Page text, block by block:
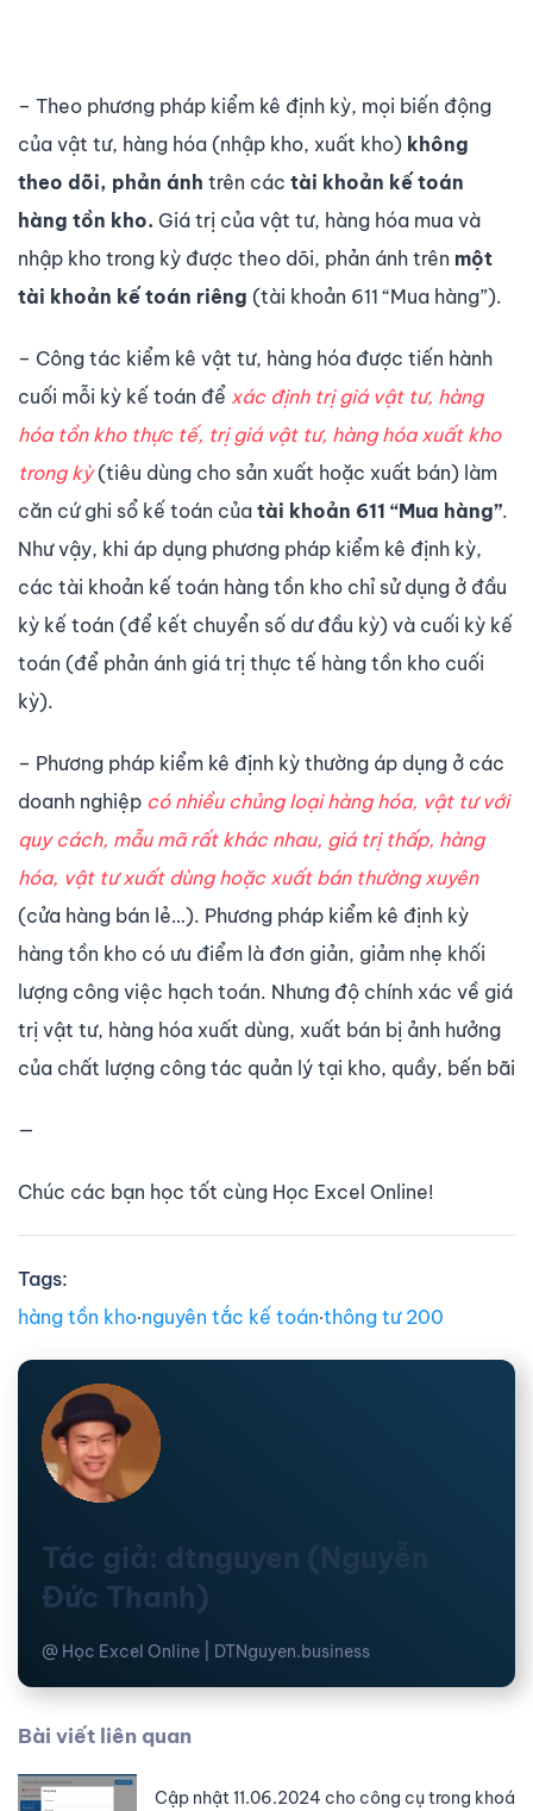
– Theo phương pháp kiểm kê định kỳ, mọi biến động
của vật tư, hàng hóa (nhập kho, xuất kho) không
theo dõi, phản ánh trên các tài khoản kế toán
hàng tồn kho. Giá trị của vật tư, hàng hóa mua và
nhập kho trong kỳ được theo dõi, phản ánh trên một
tài khoản kế toán riêng (tài khoản 611 “Mua hàng”).
– Công tác kiểm kê vật tư, hàng hóa được tiến hành
cuối mỗi kỳ kế toán để xác định trị giá vật tư, hàng
hóa tồn kho thực tế, trị giá vật tư, hàng hóa xuất kho
trong kỳ(tiêu dùng cho sản xuất hoặc xuất bán) làm
căn cứ ghi sổ kế toán của tài khoản 611 “Mua hàng”.
Như vậy, khi áp dụng phương pháp kiểm kê định kỳ,
các tài khoản kế toán hàng tồn kho chỉ sử dụng ở đầu
kỳ kế toán (để kết chuyển số dư đầu kỳ) và cuối kỳ kế
toán (để phản ánh giá trị thực tế hàng tồn kho cuối
kỳ).
– Phương pháp kiểm kê định kỳ thường áp dụng ở các
doanh nghiệp có nhiều chủng loại hàng hóa, vật tư với
quy cách, mẫu mã rất khác nhau, giá trị thấp, hàng
hóa, vật tư xuất dùng hoặc xuất bán thường xuyên
(cửa hàng bán lẻ…). Phương pháp kiểm kê định kỳ
hàng tồn kho có ưu điểm là đơn giản, giảm nhẹ khối
lượng công việc hạch toán. Nhưng độ chính xác về giá
trị vật tư, hàng hóa xuất dùng, xuất bán bị ảnh hưởng
của chất lượng công tác quản lý tại kho, quầy, bến bãi
—
Chúc các bạn học tốt cùng Học Excel Online!
Tags:
hàng tồn kho∙nguyên tắc kế toán∙thông tư 200
Tác giả: dtnguyen (Nguyễn
Đức Thanh)
@ Học Excel Online | DTNguyen.business
Bài viết liên quan
Cập nhật 11.06.2024 cho công cụ trong khoá